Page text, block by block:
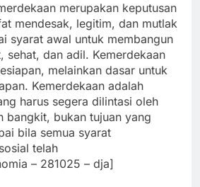
merupakan keputusan
mendesak, legitim, dan mutlak
syarat awal untuk membangun
sehat, dan adil. Kemerdekaan
melainkan dasar untuk
Kemerdekaan adalah
harus segera dilintasi oleh
bangkit, bukan tujuan yang
bila semua syarat
telah
– 281025 – dja]